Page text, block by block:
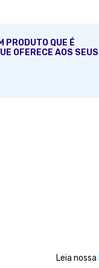
PRODUTO QUE É
OFERECE AOS SEUS
Leia nossa